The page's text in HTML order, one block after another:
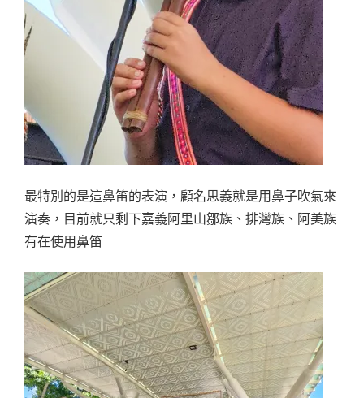
最特別的是這鼻笛的表演，顧名思義就是用鼻子吹氣來
演奏，目前就只剩下嘉義阿里山鄒族、排灣族、阿美族
有在使用鼻笛